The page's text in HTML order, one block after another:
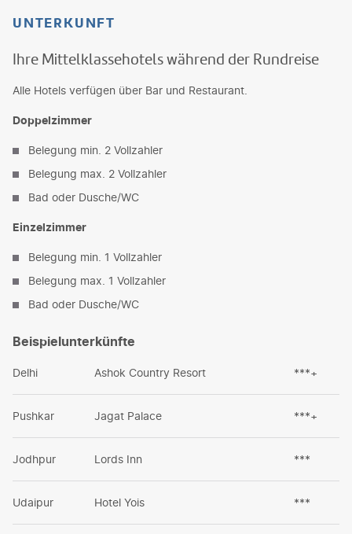
UNTERKUNFT
Ihre Mittelklassehotels während der Rundreise
Alle Hotels verfügen über Bar und Restaurant.
Doppelzimmer
Belegung min. 2 Vollzahler
Belegung max. 2 Vollzahler
Bad oder Dusche/WC
Einzelzimmer
Belegung min. 1 Vollzahler
Belegung max. 1 Vollzahler
Bad oder Dusche/WC
Beispielunterkünfte
Delhi Ashok Country Resort ***+
Pushkar Jagat Palace ***+
Jodhpur Lords Inn ***
Udaipur Hotel Yois ***